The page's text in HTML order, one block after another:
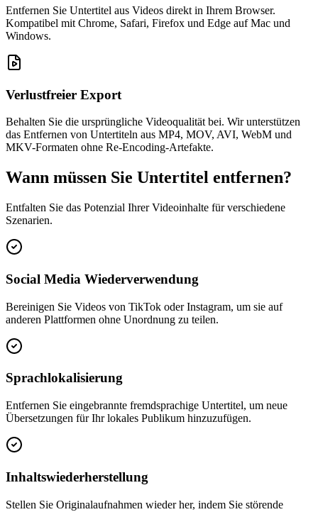
Entfernen Sie Untertitel aus Videos direkt in Ihrem Browser.
Kompatibel mit Chrome, Safari, Firefox und Edge auf Mac und
Windows.
Verlustfreier Export
Behalten Sie die ursprüngliche Videoqualität bei. Wir unterstützen
das Entfernen von Untertiteln aus MP4, MOV, AVI, WebM und
MKV-Formaten ohne Re-Encoding-Artefakte.
Wann müssen Sie Untertitel entfernen?
Entfalten Sie das Potenzial Ihrer Videoinhalte für verschiedene
Szenarien.
Social Media Wiederverwendung
Bereinigen Sie Videos von TikTok oder Instagram, um sie auf
anderen Plattformen ohne Unordnung zu teilen.
Sprachlokalisierung
Entfernen Sie eingebrannte fremdsprachige Untertitel, um neue
Übersetzungen für Ihr lokales Publikum hinzuzufügen.
Inhaltswiederherstellung
Stellen Sie Originalaufnahmen wieder her, indem Sie störende